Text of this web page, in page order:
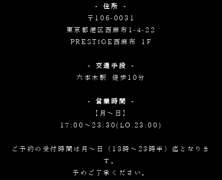
- 住所 -
〒106-0031
東京都港区西麻布1-4-22
PRESTIGE西麻布 1F
- 交通手段 -
六本木駅 徒歩10分
- 営業時間 -
【月～日】
17:00～23:30(LO.23:00)
ご予約の受付時間は月～日（13時～23時半）迄となりま
す。
予めご了承ください。